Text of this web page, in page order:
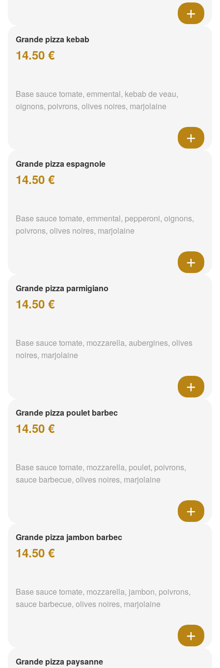
Grande pizza kebab
14.50 €
Base sauce tomate, emmental, kebab de veau,
oignons, poivrons, olives noires, marjolaine
Grande pizza espagnole
14.50 €
Base sauce tomate, emmental, pepperoni, oignons,
poivrons, olives noires, marjolaine
Grande pizza parmigiano
14.50 €
Base sauce tomate, mozzarella, aubergines, olives
noires, marjolaine
Grande pizza poulet barbec
14.50 €
Base sauce tomate, mozzarella, poulet, poivrons,
sauce barbecue, olives noires, marjolaine
Grande pizza jambon barbec
14.50 €
Base sauce tomate, mozzarella, jambon, poivrons,
sauce barbecue, olives noires, marjolaine
Grande pizza paysanne